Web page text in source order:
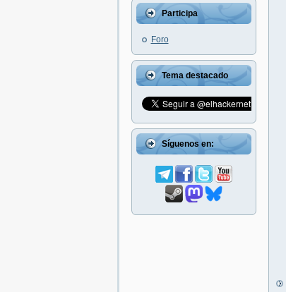
Participa
Foro
Tema destacado
Síguenos en: